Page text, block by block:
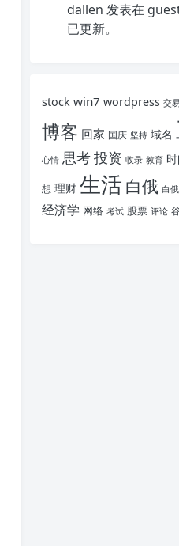
dallen 发表在
已更新。
stock win7 wordpress 交
博客 回家 国庆 坚持 域名
心情 思考投资 收录 教育
想 理财 生活 白俄 白
经济学 网络 考试 股票 评论